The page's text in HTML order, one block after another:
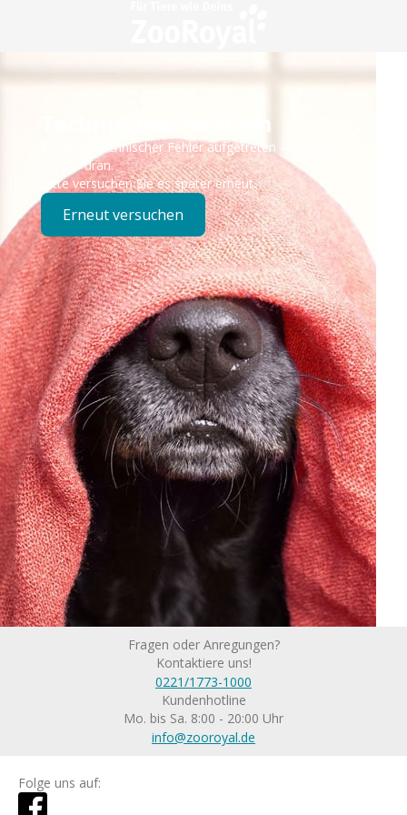
Technisches Problem
Es ist ein technischer Fehler aufgetreten – wir sind
bereits dran.
Bitte versuchen Sie es später erneut.
Erneut versuchen
Fragen oder Anregungen?
Kontaktiere uns!
0221/1773-1000
Kundenhotline
Mo. bis Sa. 8:00 - 20:00 Uhr
info@zooroyal.de
Folge uns auf: